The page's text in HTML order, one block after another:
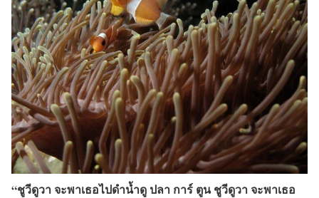
“ชูวีดูวา จะพาเธอไปดำน้ำดู ปลา การ์ ตูน ชูวีดูวา จะพาเธอ